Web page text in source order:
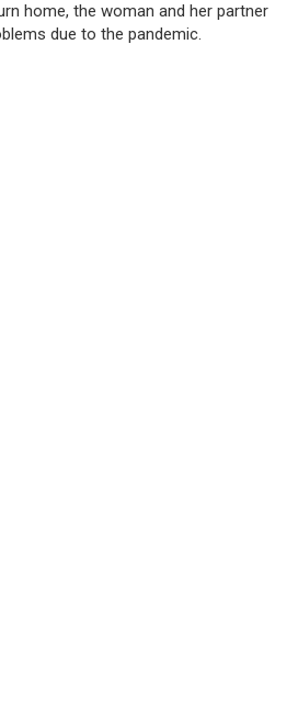
home, the woman and her partner
due to the pandemic.